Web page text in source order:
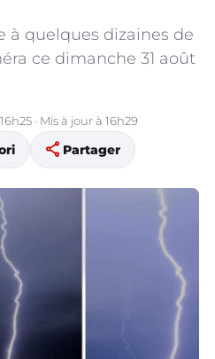
à quelques dizaines de
ce dimanche 31 août
· Mis à jour à 16h29
share Partager